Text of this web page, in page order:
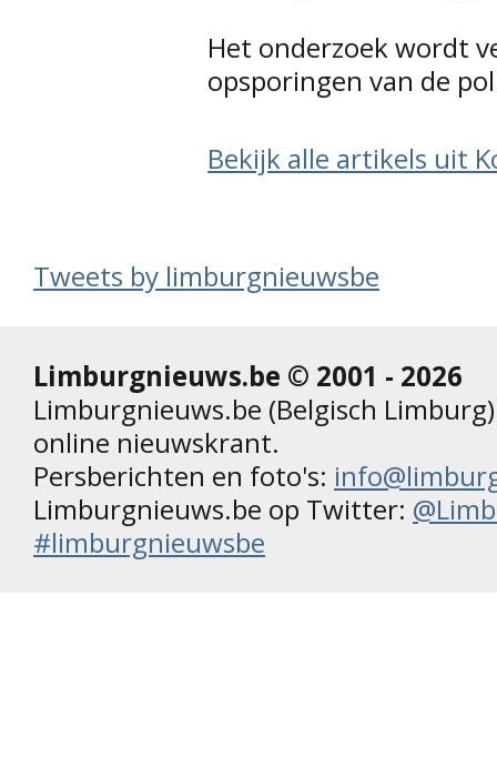
Het onderzoek wordt
opsporingen van de
Bekijk alle artikels uit
Tweets by limburgnieuwsbe
Limburgnieuws.be © 2001 - 2026
Limburgnieuws.be (Belgisch
online nieuwskrant.
Persberichten en foto's:
Limburgnieuws.be op Twitter:
#limburgnieuwsbe